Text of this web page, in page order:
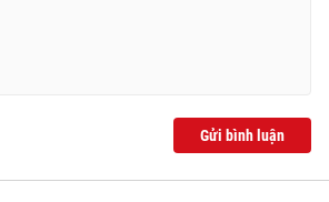
Gửi bình luận